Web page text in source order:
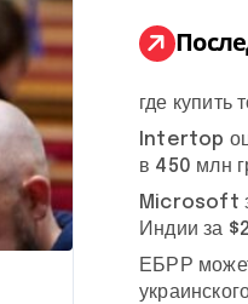
:
где
Intertop
в 450 млн
Microsoft
Индии за
ЕБРР